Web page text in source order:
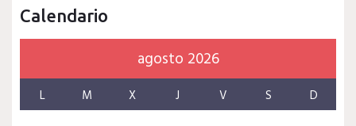
Calendario
agosto 2026
L M X J V S D